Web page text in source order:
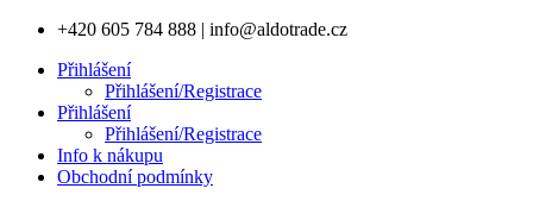
+420 605 784 888 | info@aldotrade.cz
Přihlášení
Přihlášení/Registrace
Přihlášení
Přihlášení/Registrace
Info k nákupu
Obchodní podmínky